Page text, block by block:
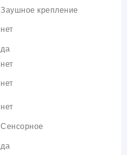
Заушное крепление
нет
да
нет
нет
нет
Сенсорное
да